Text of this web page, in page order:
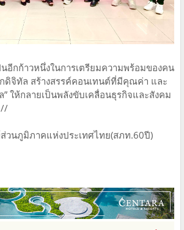
นอีกก้าวหนึ่งในการเตรียมความพร้อมของคน
ดิจิทัล สร้างสรรค์คอนเทนต์ที่มีคุณค่า และ
ให้กลายเป็นพลังขับเคลื่อนธุรกิจและสังคม
นภูมิภาคแห่งประเทศไทย​(สภท.60ปี)​